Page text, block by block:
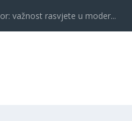
važnost rasvjete u moder...